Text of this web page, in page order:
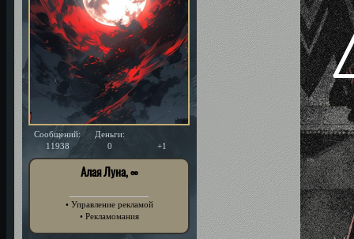
Сообщений:
11938
Деньги:
0
+1
Алая Луна, ∞
• Управление рекламой
• Рекламомания